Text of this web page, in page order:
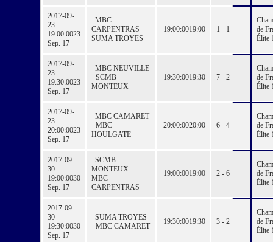
2017-09-
23
19:00:0023
Sep. 17
MBC
CARPENTRAS -
SUMA TROYES
19:00:0019:00 1 - 1
de
Élite
2017-09-
23
19:30:0023
Sep. 17
MBC NEUVILLE
- SCMB
MONTEUX
19:30:0019:30 7 - 2
de
Élite
2017-09-
23
20:00:0023
Sep. 17
MBC CAMARET
- MBC
HOULGATE
20:00:0020:00 6 - 4
de
Élite
2017-09-
30
19:00:0030
Sep. 17
SCMB
MONTEUX -
MBC
CARPENTRAS
19:00:0019:00 2 - 6
de
Élite
2017-09-
30
19:30:0030
Sep. 17
SUMA TROYES
- MBC CAMARET
19:30:0019:30 3 - 2
de
Élite